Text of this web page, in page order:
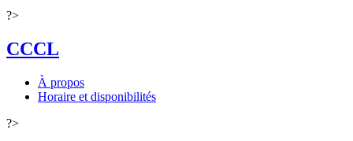
?>
CCCL
À propos
Horaire et disponibilités
?>